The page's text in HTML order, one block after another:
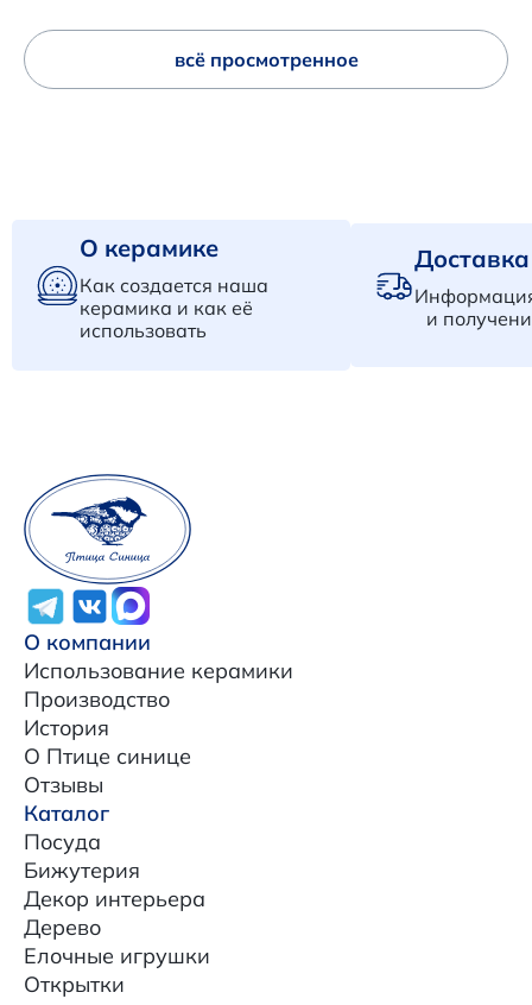
всё просмотренное
О керамике
Как создается наша
керамика и как её
использовать
и
О компании
Использование керамики
Производство
История
О Птице синице
Отзывы
Каталог
Посуда
Бижутерия
Декор интерьера
Дерево
Елочные игрушки
Открытки